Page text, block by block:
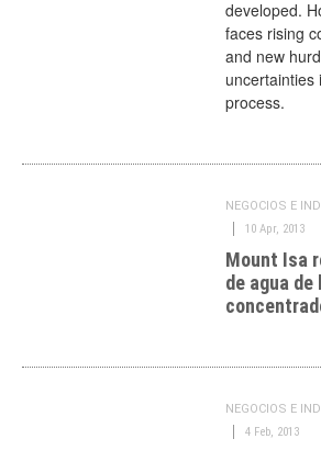
developed.
faces rising
and new
uncertainties
process.
NEGOCIOS E
10 Apr, 2013
Mount Isa
de agua de
NEGOCIOS E
4 Feb, 2013